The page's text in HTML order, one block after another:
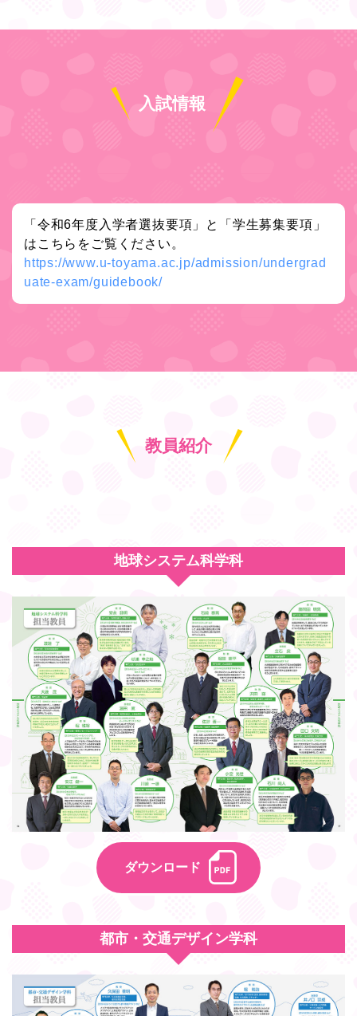
入試情報
「令和6年度入学者選抜要項」と「学生募集要項」
はこちらをご覧ください。
https://www.u-toyama.ac.jp/admission/undergrad
uate-exam/guidebook/
教員紹介
地球システム科学科
ダウンロード
都市・交通デザイン学科